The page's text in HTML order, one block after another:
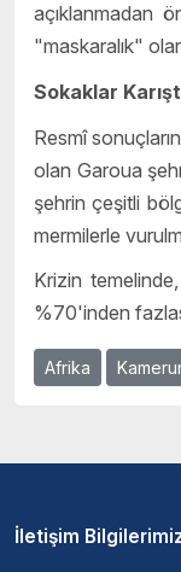
açıklanmadan
"maskaralık"
Sokaklar
Resmî
olan Garoua
şehrin çeşitli
mermilerle
Krizin
%70'inden
Afrika
İletişim